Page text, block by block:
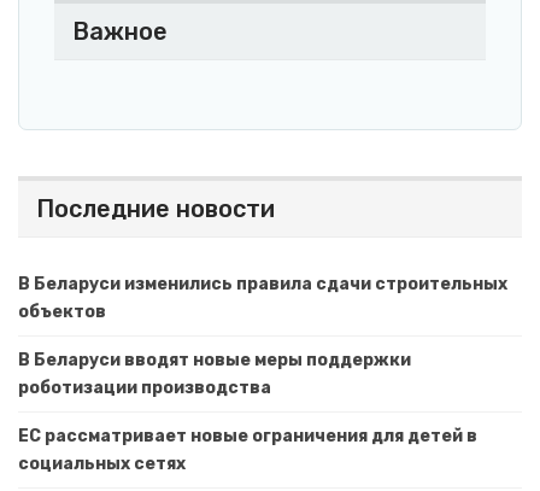
Важное
Последние новости
В Беларуси изменились правила сдачи строительных
объектов
В Беларуси вводят новые меры поддержки
роботизации производства
ЕС рассматривает новые ограничения для детей в
социальных сетях